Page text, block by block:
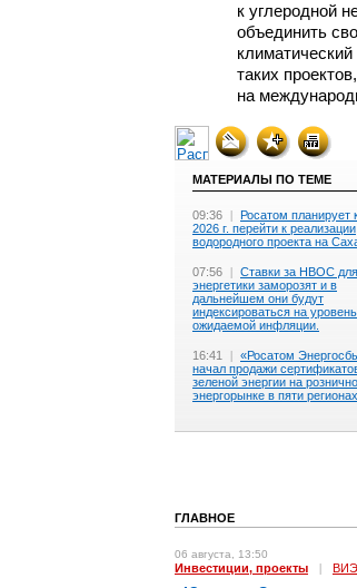
к углеродной
объединить
таких
на
МАТЕРИАЛЫ ПО ТЕМЕ
09:36 | Росатом планирует
2026 г. перейти к реализации
водородного проекта на
07:56 | Ставки за НВОС для
энергетики заморозят и в
дальнейшем они будут
индексироваться на уровень
ожидаемой инфляции.
16:41 | «Росатом
начал продажи
зеленой энергии на
энергорынке в пяти
ГЛАВНОЕ
06 августа, 13:50
Инвестиции, проекты | ВИЭ